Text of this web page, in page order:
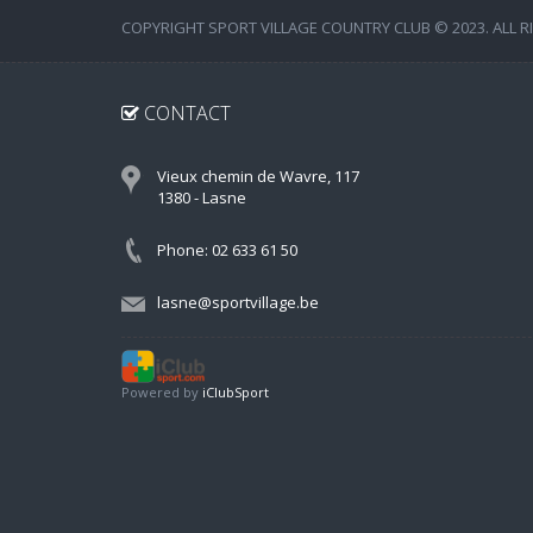
COPYRIGHT SPORT VILLAGE COUNTRY CLUB © 2023. ALL
CONTACT
Vieux chemin de Wavre, 117
1380 - Lasne
Phone: 02 633 61 50
lasne@sportvillage.be
Powered by iClubSport